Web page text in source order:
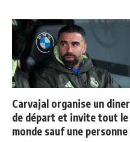
Carvajal organise un diner
de départ et invite tout le
monde sauf une personne